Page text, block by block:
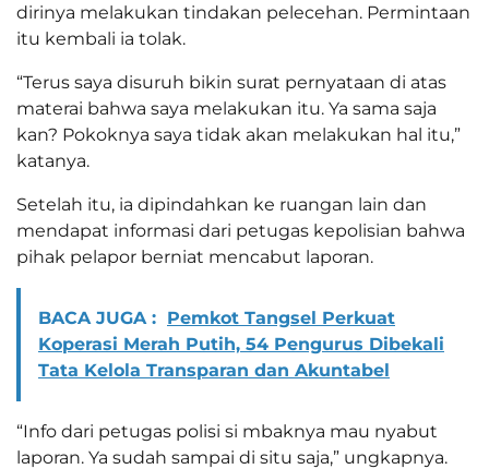
dirinya melakukan tindakan pelecehan. Permintaan
itu kembali ia tolak.
“Terus saya disuruh bikin surat pernyataan di atas
materai bahwa saya melakukan itu. Ya sama saja
kan? Pokoknya saya tidak akan melakukan hal itu,”
katanya.
Setelah itu, ia dipindahkan ke ruangan lain dan
mendapat informasi dari petugas kepolisian bahwa
pihak pelapor berniat mencabut laporan.
BACA JUGA : Pemkot Tangsel Perkuat
Koperasi Merah Putih, 54 Pengurus Dibekali
Tata Kelola Transparan dan Akuntabel
“Info dari petugas polisi si mbaknya mau nyabut
laporan. Ya sudah sampai di situ saja,” ungkapnya.